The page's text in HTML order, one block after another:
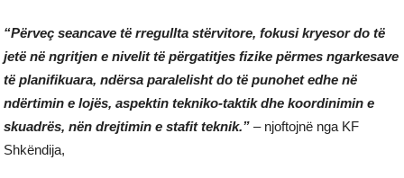
“Përveç seancave të rregullta stërvitore, fokusi kryesor do të
jetë në ngritjen e nivelit të përgatitjes fizike përmes ngarkesave
të planifikuara, ndërsa paralelisht do të punohet edhe në
ndërtimin e lojës, aspektin tekniko-taktik dhe koordinimin e
skuadrës, nën drejtimin e stafit teknik.” – njoftojnë nga KF
Shkëndija,